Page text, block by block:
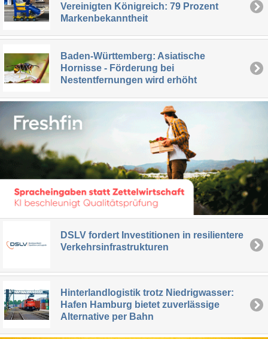
Vereinigten Königreich: 79 Prozent
Markenbekanntheit
Baden-Württemberg: Asiatische
Hornisse - Förderung bei
Nestentfernungen wird erhöht
DSLV fordert Investitionen in resilientere
Verkehrsinfrastrukturen
Hinterlandlogistik trotz Niedrigwasser:
Hafen Hamburg bietet zuverlässige
Alternative per Bahn